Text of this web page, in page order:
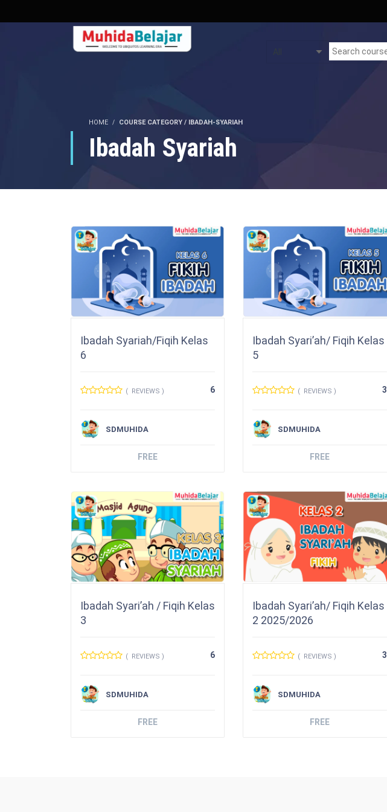
HOME COURSE CATEGORY / IBADAH-SYARIAH
Ibadah Syariah
Ibadah Syariah/Fiqih Kelas
6
( REVIEWS ) 6
SDMUHIDA
FREE
Ibadah Syari’ah/ Fiqih Kelas
5
( REVIEWS ) 3
SDMUHIDA
FREE
Ibadah Syari’ah / Fiqih Kelas
3
( REVIEWS ) 6
SDMUHIDA
FREE
Ibadah Syari’ah/ Fiqih Kelas
2 2025/2026
( REVIEWS ) 3
SDMUHIDA
FREE